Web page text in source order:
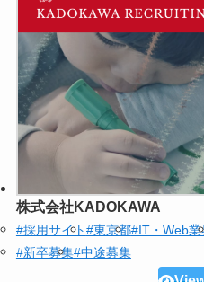
株式会社KADOKAWA
#採用サイト#東京都#IT・Web業
#新卒募集#中途募集